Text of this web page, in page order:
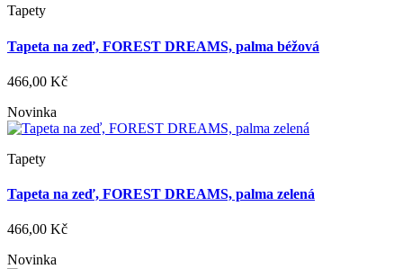
Tapety
Tapeta na zeď, FOREST DREAMS, palma béžová
466,00 Kč
Novinka
Tapety
Tapeta na zeď, FOREST DREAMS, palma zelená
466,00 Kč
Novinka